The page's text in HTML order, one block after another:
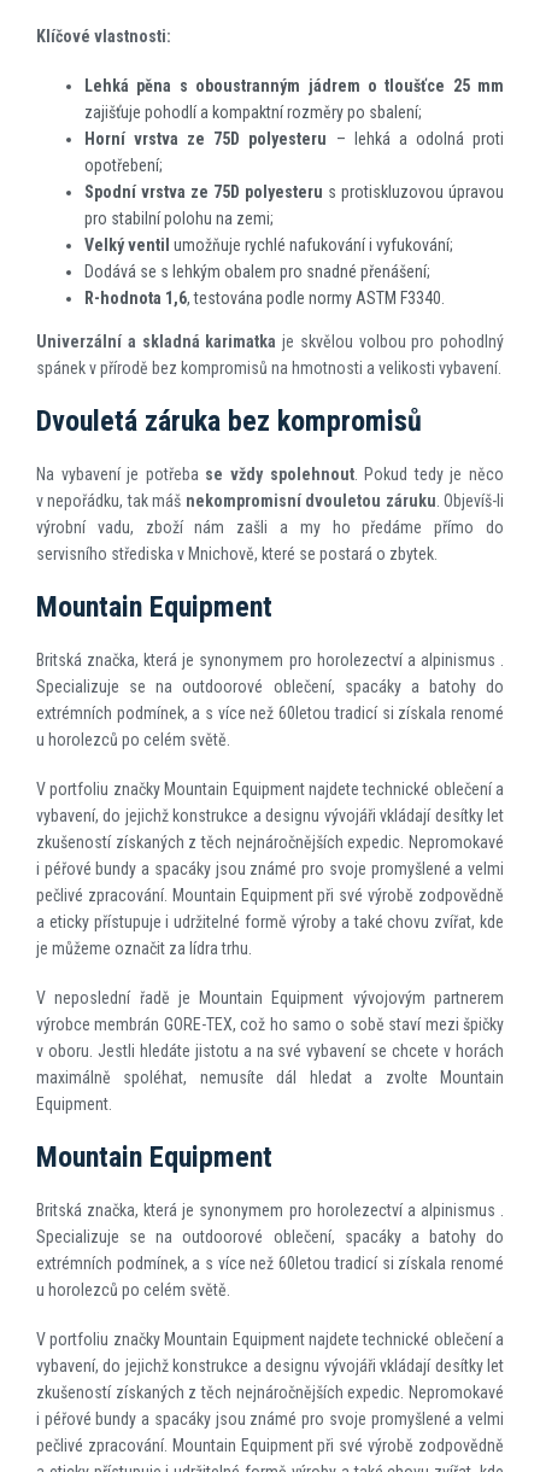
Klíčové vlastnosti:
Lehká pěna s oboustranným jádrem o tloušťce 25 mm
zajišťuje pohodlí a kompaktní rozměry po sbalení;
Horní vrstva ze 75D polyesteru – lehká a odolná proti
opotřebení;
Spodní vrstva ze 75D polyesteru s protiskluzovou úpravou
pro stabilní polohu na zemi;
Velký ventil umožňuje rychlé nafukování i vyfukování;
Dodává se s lehkým obalem pro snadné přenášení;
R-hodnota 1,6, testována podle normy ASTM F3340.
Univerzální a skladná karimatka je skvělou volbou pro pohodlný
spánek v přírodě bez kompromisů na hmotnosti a velikosti vybavení.
Dvouletá záruka bez kompromisů
Na vybavení je potřeba se vždy spolehnout. Pokud tedy je něco
v nepořádku, tak máš nekompromisní dvouletou záruku. Objevíš-li
výrobní vadu, zboží nám zašli a my ho předáme přímo do
servisního střediska v Mnichově, které se postará o zbytek.
Mountain Equipment
Britská značka, která je synonymem pro horolezectví a alpinismus .
Specializuje se na outdoorové oblečení, spacáky a batohy do
extrémních podmínek, a s více než 60letou tradicí si získala renomé
u horolezců po celém světě.
V portfoliu značky Mountain Equipment najdete technické oblečení a
vybavení, do jejichž konstrukce a designu vývojáři vkládají desítky let
zkušeností získaných z těch nejnáročnějších expedic. Nepromokavé
i péřové bundy a spacáky jsou známé pro svoje promyšlené a velmi
pečlivé zpracování. Mountain Equipment při své výrobě zodpovědně
a eticky přístupuje i udržitelné formě výroby a také chovu zvířat, kde
je můžeme označit za lídra trhu.
V neposlední řadě je Mountain Equipment vývojovým partnerem
výrobce membrán GORE-TEX, což ho samo o sobě staví mezi špičky
v oboru. Jestli hledáte jistotu a na své vybavení se chcete v horách
maximálně spoléhat, nemusíte dál hledat a zvolte Mountain
Equipment.
Mountain Equipment
Britská značka, která je synonymem pro horolezectví a alpinismus .
Specializuje se na outdoorové oblečení, spacáky a batohy do
extrémních podmínek, a s více než 60letou tradicí si získala renomé
u horolezců po celém světě.
V portfoliu značky Mountain Equipment najdete technické oblečení a
vybavení, do jejichž konstrukce a designu vývojáři vkládají desítky let
zkušeností získaných z těch nejnáročnějších expedic. Nepromokavé
i péřové bundy a spacáky jsou známé pro svoje promyšlené a velmi
pečlivé zpracování. Mountain Equipment při své výrobě zodpovědně